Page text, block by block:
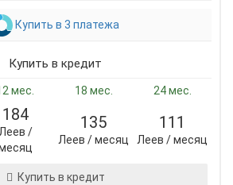
Купить в 3 платежа
Купить в кредит
мес. 18 мес. 24 мес.
184
Леев /
135
Леев / месяц
111
Леев / месяц
Купить в кредит